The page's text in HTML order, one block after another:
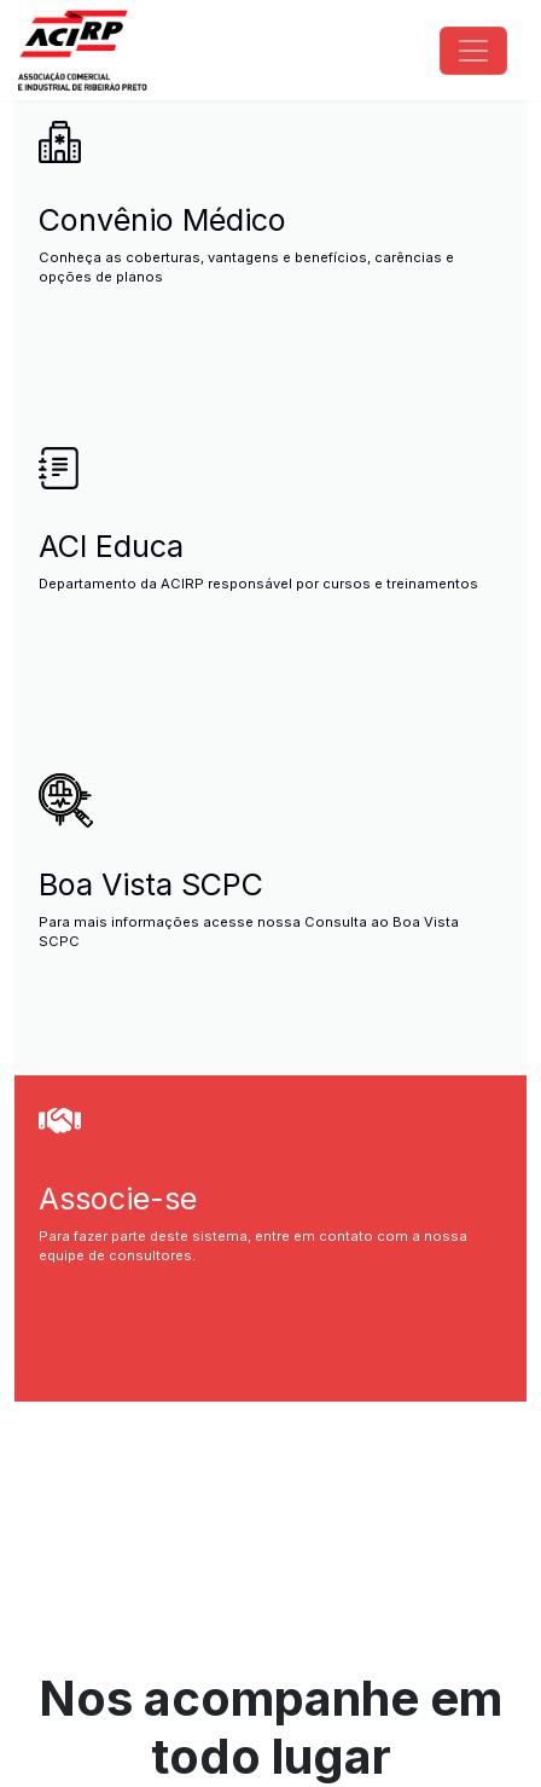
Pular para o conteúdo principal
ACIRP - Associação Comercial
Convênio Médico
Conheça as coberturas, vantagens e benefícios, carências e
opções de planos
ACI Educa
Departamento da ACIRP responsável por cursos e treinamentos
Boa Vista SCPC
Para mais informações acesse nossa Consulta ao Boa Vista
SCPC
Associe-se
Para fazer parte deste sistema, entre em contato com a nossa
equipe de consultores.
Nos acompanhe em
todo lugar